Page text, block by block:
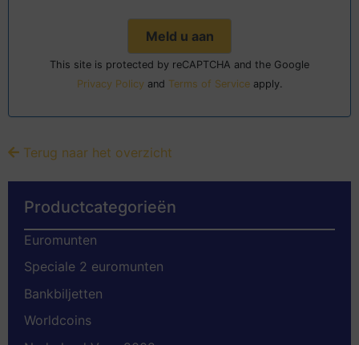
This site is protected by reCAPTCHA and the Google
Privacy Policy and Terms of Service apply.
Terug naar het overzicht
Productcategorieën
Euromunten
Speciale 2 euromunten
Bankbiljetten
Worldcoins